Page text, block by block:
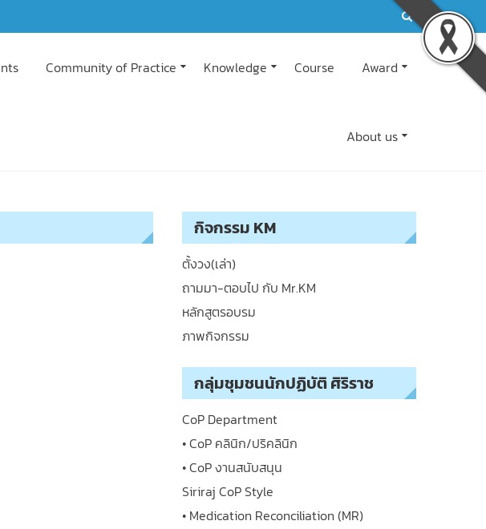
Community of Practice Knowledge Course Award
About us
กิจกรรม KM
ตั้งวง(เล่า)
ถามมา-ตอบไป กับ Mr.KM
หลักสูตรอบรม
ภาพกิจกรรม
กลุ่มชุมชนนักปฏิบัติ ศิริราช
CoP Department
• CoP คลินิก/ปริคลินิก
• CoP งานสนับสนุน
Siriraj CoP Style
• Medication Reconciliation (MR)